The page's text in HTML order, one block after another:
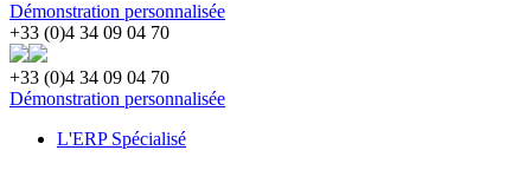
Démonstration personnalisée
+33 (0)4 34 09 04 70
+33 (0)4 34 09 04 70
Démonstration personnalisée
L'ERP Spécialisé